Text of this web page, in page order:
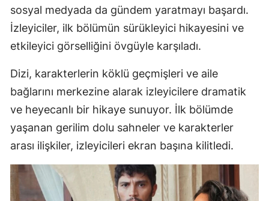
sosyal medyada da gündem yaratmayı başardı.
İzleyiciler, ilk bölümün sürükleyici hikayesini ve
etkileyici görselliğini övgüyle karşıladı.
Dizi, karakterlerin köklü geçmişleri ve aile
bağlarını merkezine alarak izleyicilere dramatik
ve heyecanlı bir hikaye sunuyor. İlk bölümde
yaşanan gerilim dolu sahneler ve karakterler
arası ilişkiler, izleyicileri ekran başına kilitledi.